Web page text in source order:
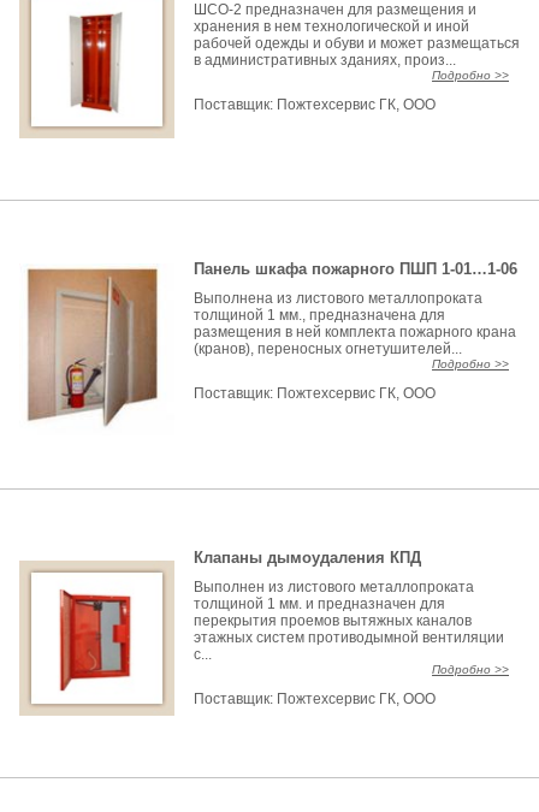
ШСО-2 предназначен для размещения и
хранения в нем технологической и иной
рабочей одежды и обуви и может размещаться
в административных зданиях, произ...
Подробно >>
Поставщик: Пожтехсервис ГК, ООО
Панель шкафа пожарного ПШП 1-01…1-06
Выполнена из листового металлопроката
толщиной 1 мм., предназначена для
размещения в ней комплекта пожарного крана
(кранов), переносных огнетушителей...
Подробно >>
Поставщик: Пожтехсервис ГК, ООО
Клапаны дымоудаления КПД
Выполнен из листового металлопроката
толщиной 1 мм. и предназначен для
перекрытия проемов вытяжных каналов
этажных систем противодымной вентиляции
с...
Подробно >>
Поставщик: Пожтехсервис ГК, ООО